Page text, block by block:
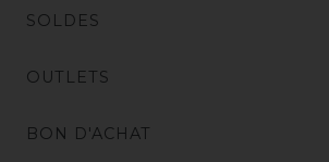
SOLDES
OUTLETS
BON D'ACHAT